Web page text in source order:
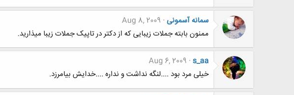
سمانه آسمونی Aug 8, 2009
ممنون بابته جملات زیبایی که از دکتر در تاپیک جملات زیبا میذارید.
s_aa
Aug 6, 2009
خیلی مرد بود ....لنگه نداشت و نداره ....خدایش بیامرزد.